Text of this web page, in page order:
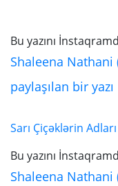
Bu yazını
Shaleena
paylaşılan bir yazı
Sarı Çiçəklərin
Bu yazını
Shaleena